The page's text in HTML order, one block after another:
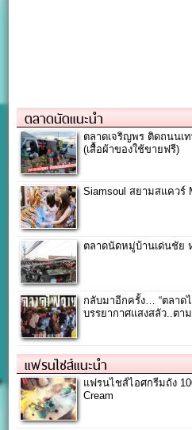
ตลาดนัดแนะนำ
ตลาดเจริญพร ติดถนนเ
(เสื้อผ้าของใช้ขายฟรี)
Siamsoul สยามสแควร์
ตลาดนัดหมู่บ้านเด่นชัย
กลับมาอีกครั้ง… “ตลาด
บรรยากาศแสงสลัว..ตา
แฟรนไชส์แนะนำ
แฟรนไชส์ไอศกรีมถัง
Cream